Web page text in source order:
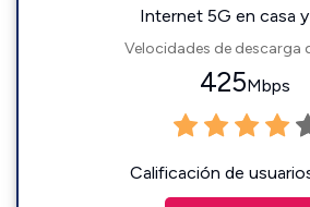
Internet 5G en casa y
Velocidades de descarga
425Mbps
Calificación de